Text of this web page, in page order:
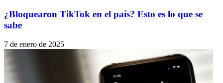
¿Bloquearon TikTok en el país? Esto es lo que se
sabe
7 de enero de 2025